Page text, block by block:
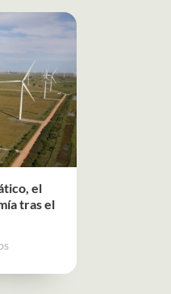
el
tras el